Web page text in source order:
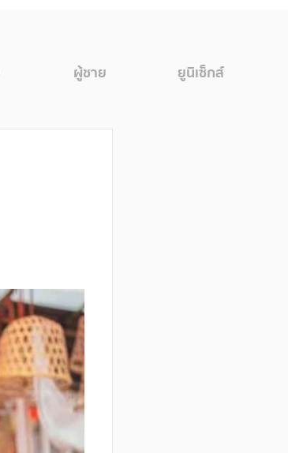
ผู้ชาย ยูนิเซ็กส์